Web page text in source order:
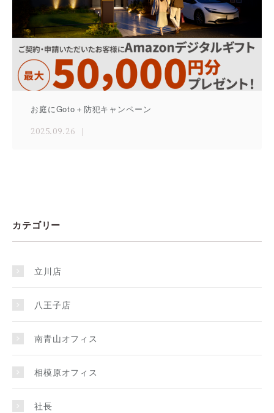
お庭にGoto＋防犯キャンペーン
2025.09.26
カテゴリー
立川店
八王子店
南青山オフィス
相模原オフィス
社長